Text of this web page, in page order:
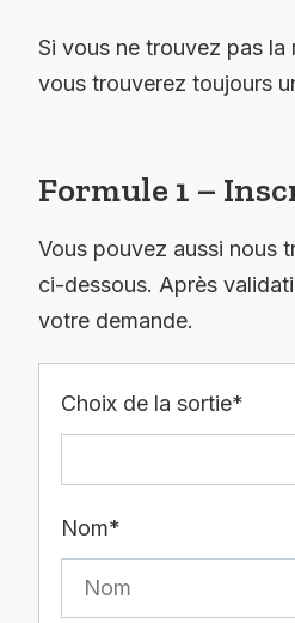
Si vous ne trouvez pas
vous trouverez toujours
Formule 1 –
Vous pouvez aussi nous
ci-dessous. Après
votre demande.
Choix de la sortie*
Nom*